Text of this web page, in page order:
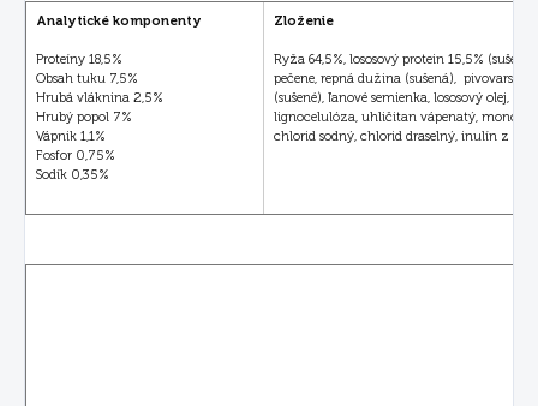
Analytické komponenty
Proteíny 18,5%
Obsah tuku 7,5%
Hrubá vláknina 2,5%
Hrubý popol 7%
Vápnik 1,1%
Fosfor 0,75%
Sodík 0,35%
Zloženie
Ryža 64,5%, lososový protein 15,5%
pečene, repná dužina (sušená), pivovarské
(sušené), ľanové semienka, lososový olej,
lignocelulóza, uhličitan vápenatý,
chlorid sodný, chlorid draselný, inulín z